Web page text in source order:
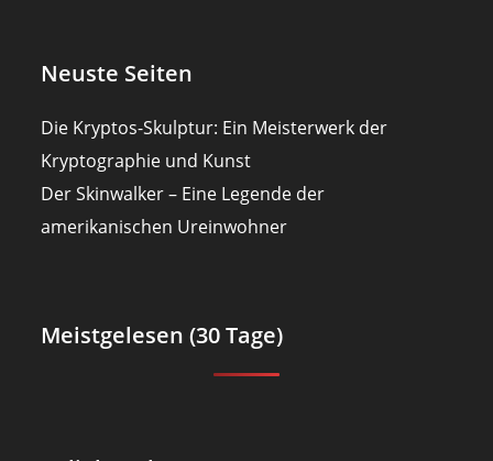
Neuste Seiten
Die Kryptos-Skulptur: Ein Meisterwerk der
Kryptographie und Kunst
Der Skinwalker – Eine Legende der
amerikanischen Ureinwohner
Meistgelesen (30 Tage)